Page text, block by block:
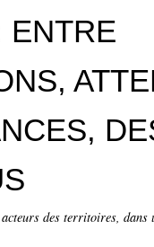
ENTRE
des territoires, dans